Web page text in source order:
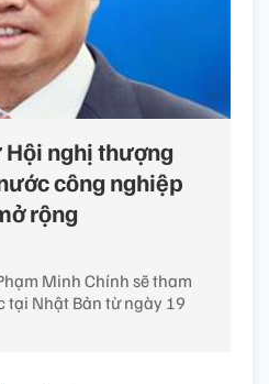
nghị thượng
công nghiệp
rộng
Minh Chính sẽ tham
tại Nhật Bản từ ngày 19